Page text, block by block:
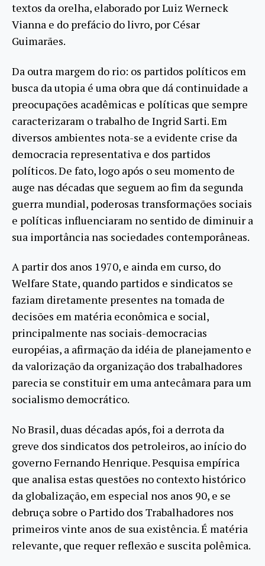
textos da orelha, elaborado por Luiz Werneck
Vianna e do prefácio do livro, por César
Guimarães.
Da outra margem do rio: os partidos políticos em
busca da utopia é uma obra que dá continuidade a
preocupações acadêmicas e políticas que sempre
caracterizaram o trabalho de Ingrid Sarti. Em
diversos ambientes nota-se a evidente crise da
democracia representativa e dos partidos
políticos. De fato, logo após o seu momento de
auge nas décadas que seguem ao fim da segunda
guerra mundial, poderosas transformações sociais
e políticas influenciaram no sentido de diminuir a
sua importância nas sociedades contemporâneas.
A partir dos anos 1970, e ainda em curso, do
Welfare State, quando partidos e sindicatos se
faziam diretamente presentes na tomada de
decisões em matéria econômica e social,
principalmente nas sociais-democracias
européias, a afirmação da idéia de planejamento e
da valorização da organização dos trabalhadores
parecia se constituir em uma antecâmara para um
socialismo democrático.
No Brasil, duas décadas após, foi a derrota da
greve dos sindicatos dos petroleiros, ao início do
governo Fernando Henrique. Pesquisa empírica
que analisa estas questões no contexto histórico
da globalização, em especial nos anos 90, e se
debruça sobre o Partido dos Trabalhadores nos
primeiros vinte anos de sua existência. É matéria
relevante, que requer reflexão e suscita polêmica.